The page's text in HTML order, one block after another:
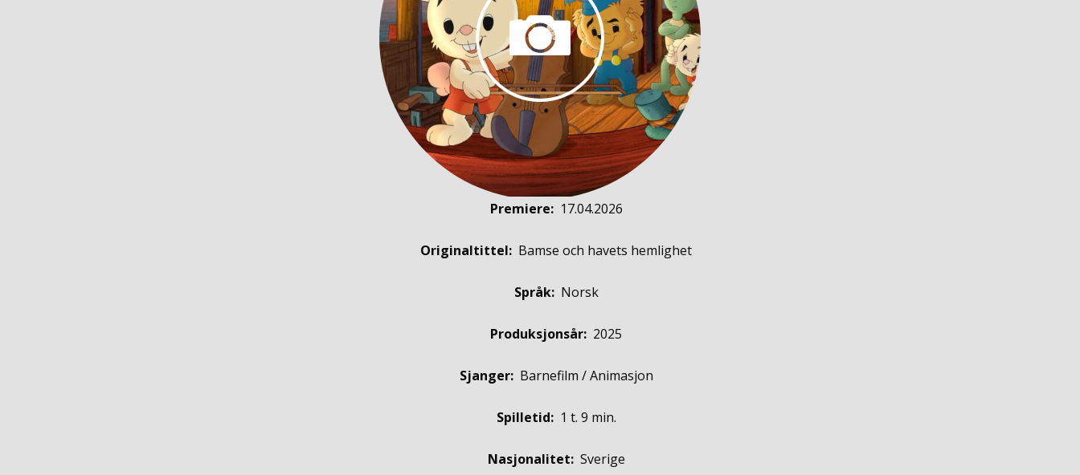
Premiere: 17.04.2026
Originaltittel: Bamse och havets hemlighet
Språk: Norsk
Produksjonsår: 2025
Sjanger: Barnefilm / Animasjon
Spilletid: 1 t. 9 min.
Nasjonalitet: Sverige